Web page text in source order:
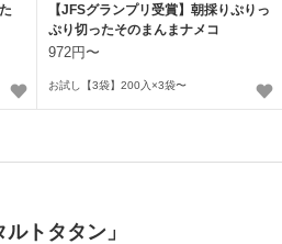
【JFSグランプリ受賞】朝採りぷりっ
ぷり切ったそのまんまナメコ
972円〜
お試し【3袋】200入×3袋〜
トタタン」